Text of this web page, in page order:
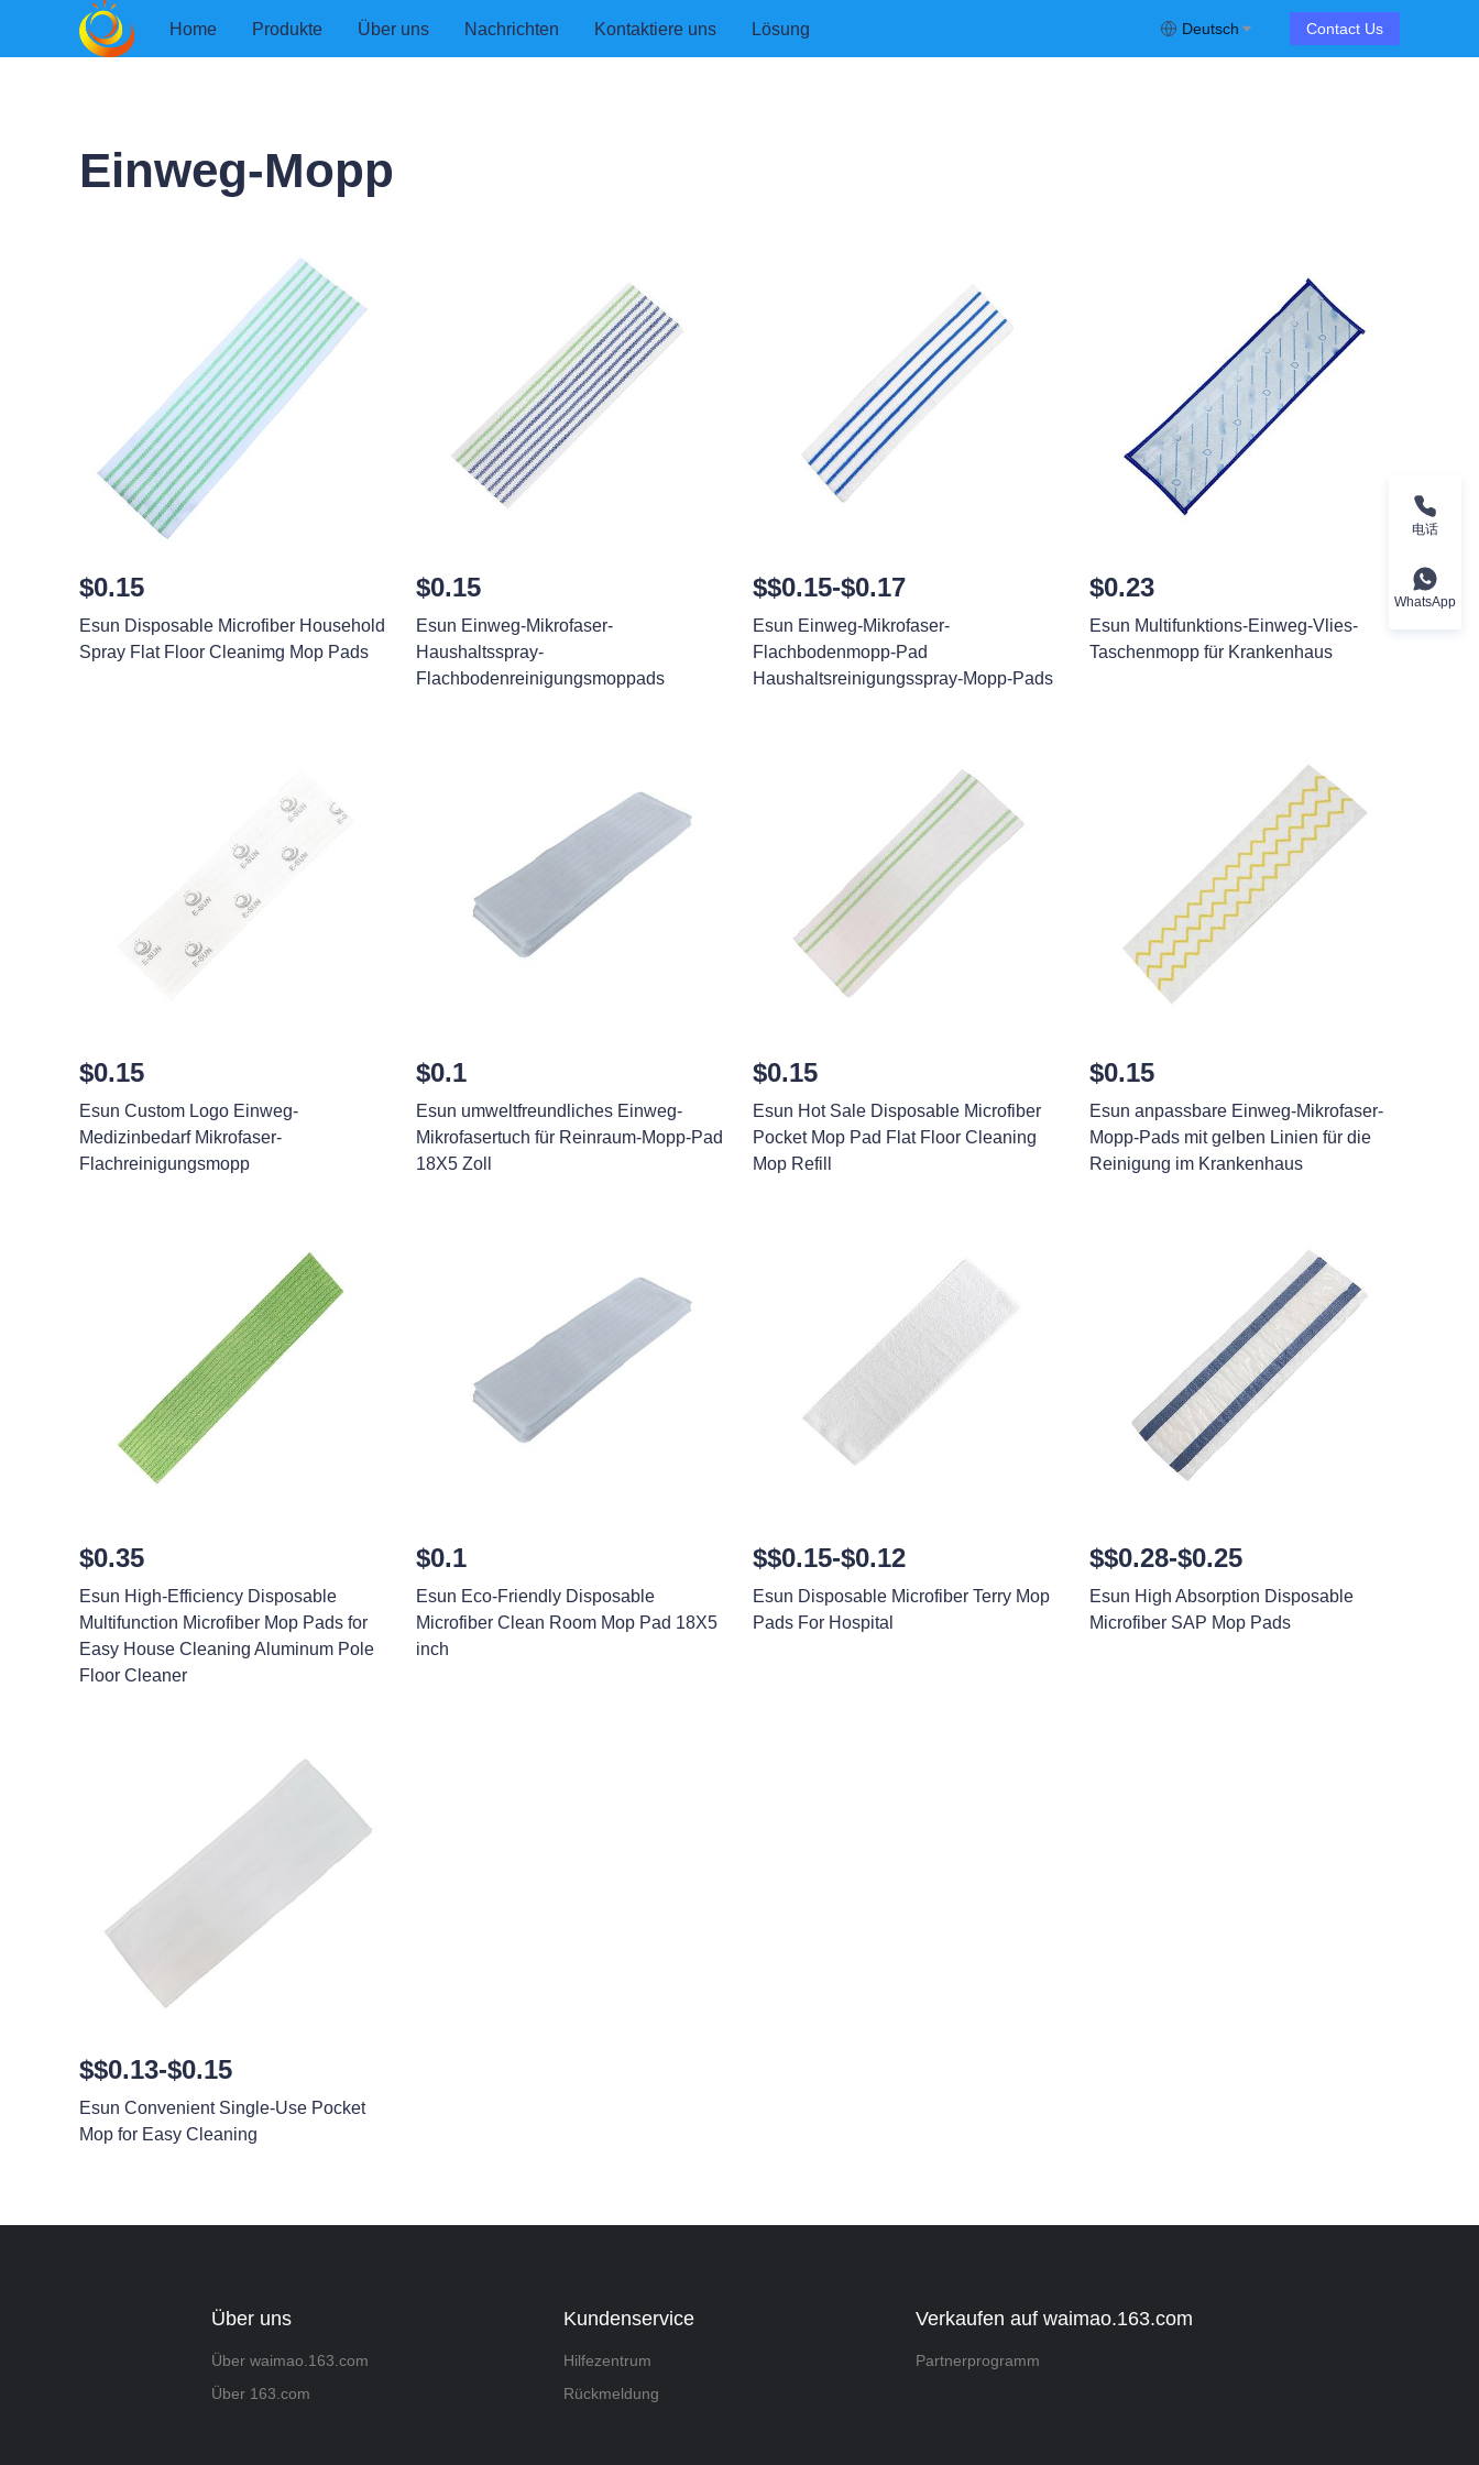
Home Produkte Über uns Nachrichten Kontaktiere uns Lösung Deutsch Contact Us
Einweg-Mopp
$0.15
Esun Disposable Microfiber Household
Spray Flat Floor Cleanimg Mop Pads
$0.15
Esun Einweg-Mikrofaser-
Haushaltsspray-
Flachbodenreinigungsmoppads
$$0.15-$0.17
Esun Einweg-Mikrofaser-
Flachbodenmopp-Pad
Haushaltsreinigungsspray-Mopp-Pads
$0.23
Esun Multifunktions-Einweg-Vlies-
Taschenmopp für Krankenhaus
$0.15
Esun Custom Logo Einweg-
Medizinbedarf Mikrofaser-
Flachreinigungsmopp
$0.1
Esun umweltfreundliches Einweg-
Mikrofasertuch für Reinraum-Mopp-Pad
18X5 Zoll
$0.15
Esun Hot Sale Disposable Microfiber
Pocket Mop Pad Flat Floor Cleaning
Mop Refill
$0.15
Esun anpassbare Einweg-Mikrofaser-
Mopp-Pads mit gelben Linien für die
Reinigung im Krankenhaus
$0.35
Esun High-Efficiency Disposable
Multifunction Microfiber Mop Pads for
Easy House Cleaning Aluminum Pole
Floor Cleaner
$0.1
Esun Eco-Friendly Disposable
Microfiber Clean Room Mop Pad 18X5
inch
$$0.15-$0.12
Esun Disposable Microfiber Terry Mop
Pads For Hospital
$$0.28-$0.25
Esun High Absorption Disposable
Microfiber SAP Mop Pads
$$0.13-$0.15
Esun Convenient Single-Use Pocket
Mop for Easy Cleaning
Über uns
Über waimao.163.com
Über 163.com
Kundenservice
Hilfezentrum
Rückmeldung
Verkaufen auf waimao.163.com
Partnerprogramm
电话
WhatsApp